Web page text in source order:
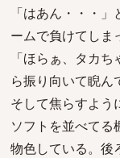
「はあん・・・
ームで負けてしま
「ほらぁ、タカ
ら振り向いて睨ん
そして焦らすよう
ソフトを並べてる
物色している。後